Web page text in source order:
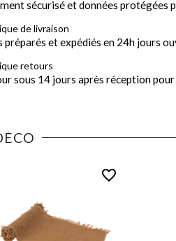
sécurisé et données protégées
de livraison
préparés et expédiés en 24h jours
retours
sous 14 jours après réception
favorite_border